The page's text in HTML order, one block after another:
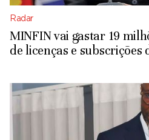
Radar
MINFIN vai gastar 19
de licenças e subscrições